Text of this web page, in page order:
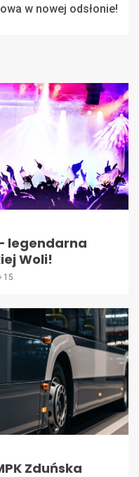
w nowej odsłonie!
legendarna
Woli!
15
Zduńska